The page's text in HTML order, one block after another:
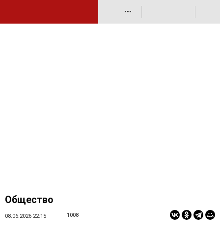
•••
Общество
08.06.2026 22:15 1008